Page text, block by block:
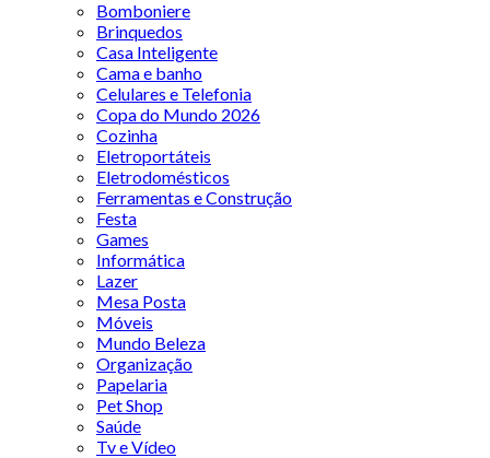
Bomboniere
Brinquedos
Casa Inteligente
Cama e banho
Celulares e Telefonia
Copa do Mundo 2026
Cozinha
Eletroportáteis
Eletrodomésticos
Ferramentas e Construção
Festa
Games
Informática
Lazer
Mesa Posta
Móveis
Mundo Beleza
Organização
Papelaria
Pet Shop
Saúde
Tv e Vídeo